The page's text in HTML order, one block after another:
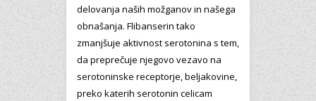
delovanja naših možganov in našega
obnašanja. Flibanserin tako
zmanjšuje aktivnost serotonina s tem,
da preprečuje njegovo vezavo na
serotoninske receptorje, beljakovine,
preko katerih serotonin celicam